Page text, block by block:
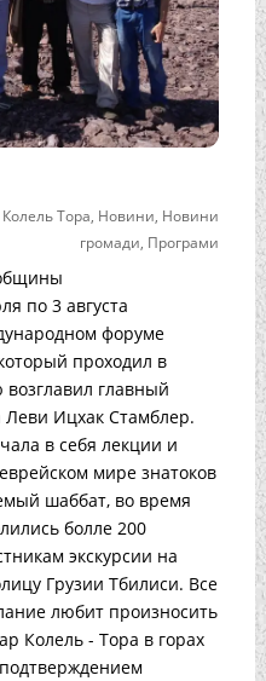
Колель Тора, Новини, Новини
громади, Програми
по 3 августа
форуме
проходил в
главный
Ицхак Стамблер.
в себя лекции и
мире знатоков
шаббат, во время
болле 200
экскурсии на
Грузии Тбилиси. Все
любит произносить
Колель - Тора в горах